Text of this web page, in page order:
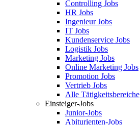
Controlling Jobs
HR Jobs
Ingenieur Jobs
IT Jobs
Kundenservice Jobs
Logistik Jobs
Marketing Jobs
Online Marketing Jobs
Promotion Jobs
Vertrieb Jobs
Alle Tätigkeitsbereiche
Einsteiger-Jobs
Junior-Jobs
Abiturienten-Jobs